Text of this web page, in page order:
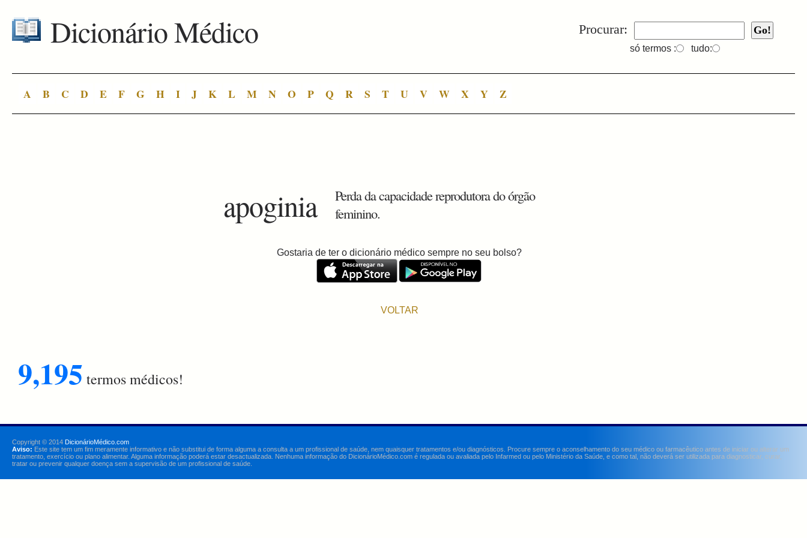
Procurar:
só termos : tudo:
Dicionário Médico
A B C D E F G H I J K L M N O P Q R S T U V W X Y Z
apoginia
Perda da capacidade reprodutora do órgão
feminino.
Gostaria de ter o dicionário médico sempre no seu bolso?
VOLTAR
9,195 termos médicos!
Copyright © 2014 DicionárioMédico.com
Aviso: Este site tem um fim meramente informativo e não substitui de forma alguma a consulta a um profissional de saúde, nem quaisquer tratamentos e/ou diagnósticos. Procure sempre o aconselhamento do seu médico ou farmacêutico antes de iniciar ou alterar um
tratamento, exercício ou plano alimentar. Alguma informação poderá estar desactualizada. Nenhuma informação do DicionárioMédico.com é regulada ou avaliada pelo Infarmed ou pelo Ministério da Saúde, e como tal, não deverá ser utilizada para diagnosticar, curar,
tratar ou prevenir qualquer doença sem a supervisão de um profissional de saúde.